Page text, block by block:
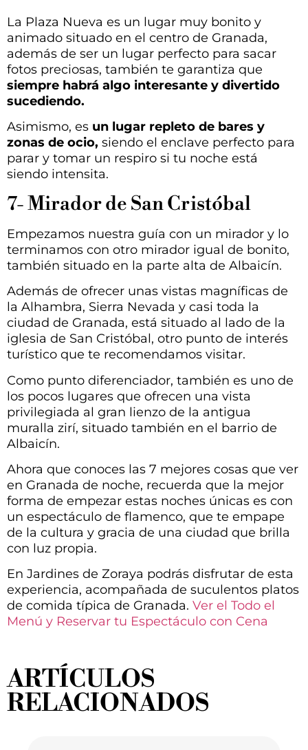
La Plaza Nueva es un lugar muy bonito y
animado situado en el centro de Granada,
además de ser un lugar perfecto para sacar
fotos preciosas, también te garantiza que
siempre habrá algo interesante y divertido
sucediendo.
Asimismo, es un lugar repleto de bares y
zonas de ocio, siendo el enclave perfecto para
parar y tomar un respiro si tu noche está
siendo intensita.
7- Mirador de San Cristóbal
Empezamos nuestra guía con un mirador y lo
terminamos con otro mirador igual de bonito,
también situado en la parte alta de Albaicín.
Además de ofrecer unas vistas magníficas de
la Alhambra, Sierra Nevada y casi toda la
ciudad de Granada, está situado al lado de la
iglesia de San Cristóbal, otro punto de interés
turístico que te recomendamos visitar.
Como punto diferenciador, también es uno de
los pocos lugares que ofrecen una vista
privilegiada al gran lienzo de la antigua
muralla zirí, situado también en el barrio de
Albaicín.
Ahora que conoces las 7 mejores cosas que ver
en Granada de noche, recuerda que la mejor
forma de empezar estas noches únicas es con
un espectáculo de flamenco, que te empape
de la cultura y gracia de una ciudad que brilla
con luz propia.
En Jardines de Zoraya podrás disfrutar de esta
experiencia, acompañada de suculentos platos
de comida típica de Granada. Ver el Todo el
Menú y Reservar tu Espectáculo con Cena
ARTÍCULOS
RELACIONADOS